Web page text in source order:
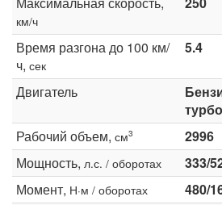
км/ч
Время разгона до 100 км/
ч, сек
5.4
Двигатель
Рабочий объем, см3
2996
Мощность, л.с. / оборотах
333/
Момент, Н·м / оборотах
480/